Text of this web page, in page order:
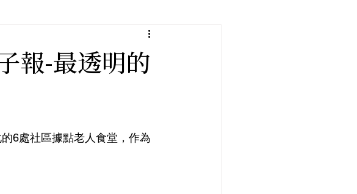
報-最透明的
6處社區據點老人食堂，作為